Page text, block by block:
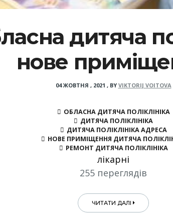
дитяча
нове
04 ЖОВТНЯ , 2021 , BY VIKTORIJ VOITOVA
ОБЛАСНА ДИТЯЧА ПОЛІКЛІНІКА
ДИТЯЧА ПОЛІКЛІНІКА
ДИТЯЧА ПОЛІКЛІНІКА АДРЕСА
НОВЕ ПРИМІЩЕННЯ ДИТЯЧА
РЕМОНТ ДИТЯЧА ПОЛІКЛІНІКА
лікарні
255 переглядів
ЧИТАТИ ДАЛІ